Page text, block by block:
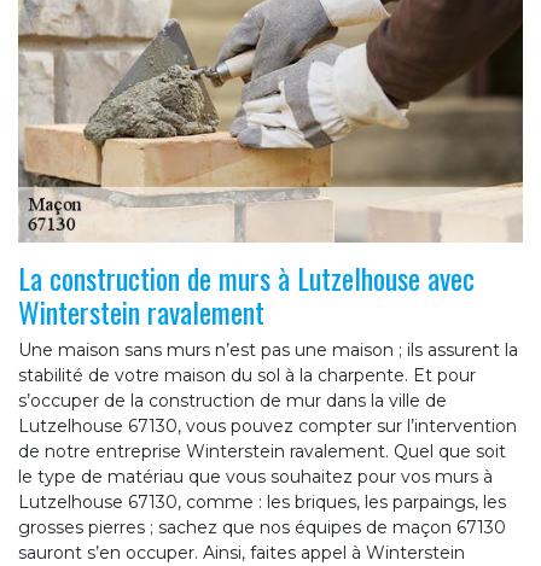
La construction de murs à Lutzelhouse avec
Winterstein ravalement
Une maison sans murs n’est pas une maison ; ils assurent la
stabilité de votre maison du sol à la charpente. Et pour
s’occuper de la construction de mur dans la ville de
Lutzelhouse 67130, vous pouvez compter sur l’intervention
de notre entreprise Winterstein ravalement. Quel que soit
le type de matériau que vous souhaitez pour vos murs à
Lutzelhouse 67130, comme : les briques, les parpaings, les
grosses pierres ; sachez que nos équipes de maçon 67130
sauront s’en occuper. Ainsi, faites appel à Winterstein